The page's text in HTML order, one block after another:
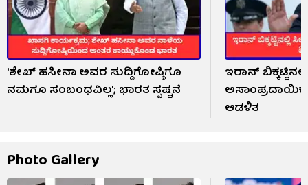
'ಶೇಖ್ ಹಸೀನಾ ಅವರ ಸುದ್ದಿಗೋಷ್ಠಿಗೂ
ನಮಗೂ ಸಂಬಂಧವಿಲ್ಲ'; ಭಾರತ ಸ್ಪಷ್ಟನೆ
ಇರಾನ್
ಆಡಳಿತ
Photo Gallery